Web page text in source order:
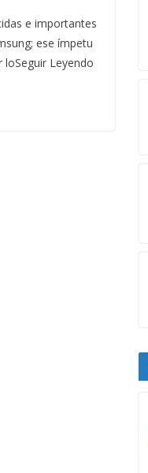
e importantes
ese ímpetu
Leyendo